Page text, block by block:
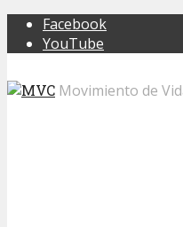
Facebook
YouTube
Movimiento de